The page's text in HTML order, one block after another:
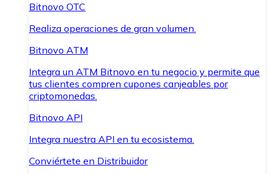
Bitnovo OTC
Realiza operaciones de gran volumen.
Bitnovo ATM
Integra un ATM Bitnovo en tu negocio y permite que
tus clientes compren cupones canjeables por
criptomonedas.
Bitnovo API
Integra nuestra API en tu ecosistema.
Conviértete en Distribuidor